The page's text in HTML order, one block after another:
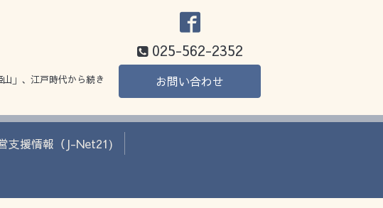
」、江戸時代から続き
025-562-2352
お問い合わせ
支援情報（J-Net21)